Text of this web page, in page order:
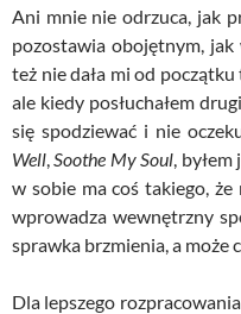
Ani mnie nie odrzuca, jak
pozostawia obojętnym, jak
też nie dała mi od
ale kiedy posłuchałem
się spodziewać i nie
Well Soothe My Soul ,
w sobie ma coś takiego,
wprowadza wewnętrzny
sprawka brzmienia, a może
Dla lepszego